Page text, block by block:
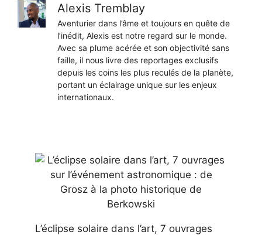
Alexis Tremblay
Aventurier dans l’âme et toujours en quête de
l’inédit, Alexis est notre regard sur le monde.
Avec sa plume acérée et son objectivité sans
faille, il nous livre des reportages exclusifs
depuis les coins les plus reculés de la planète,
portant un éclairage unique sur les enjeux
internationaux.
L’éclipse solaire dans l’art, 7 ouvrages